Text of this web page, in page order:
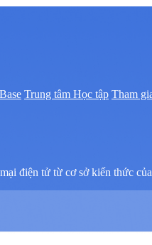
Trung tâm Học tập Tham
điện tử từ cơ sở kiến thức